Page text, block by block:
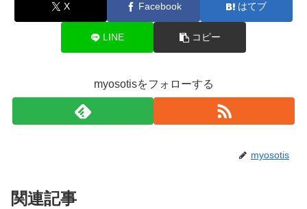
X Facebook はてブ
LINE コピー
myosotisをフォローする
myosotis
関連記事